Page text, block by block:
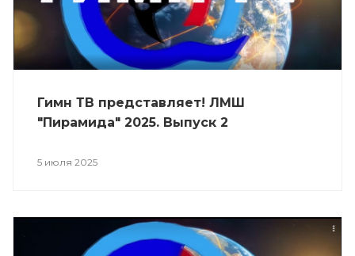
Гимн ТВ представляет! ЛМШ
"Пирамида" 2025. Выпуск 2
5 июля 2025